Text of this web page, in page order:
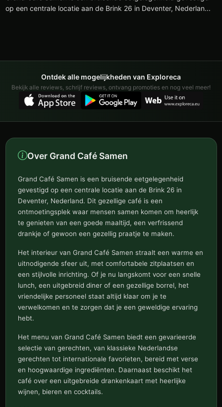
op een centrale locatie aan de Brink 26 in Deventer, Nederlan...
Ontdek alle mogelijkheden van Exploreca
Bekijk alle reviews, schrijf reviews, ontvang promoties en nog veel meer!
Over Grand Café Samen
Grand Café Samen is een bruisende eetgelegenheid
gevestigd op een centrale locatie aan de Brink 26 in
Deventer, Nederland. Dit gezellige café is een
ontmoetingsplek waar mensen samen komen om heerlijk
te genieten van een goede maaltijd, een verfrissend
drankje of gewoon een gezellig praatje te maken.
Het interieur van Grand Café Samen straalt een warme en
uitnodigende sfeer uit, met comfortabele zitplaatsen en
een stijlvolle inrichting. Of je nu langskomt voor een snelle
lunch, een uitgebreid diner of een gezellige borrel, het
vriendelijke personeel staat altijd klaar om je te
verwelkomen en te zorgen dat je een geweldige ervaring
hebt.
Het menu van Grand Café Samen biedt een gevarieerde
selectie van gerechten, van klassieke Nederlandse
gerechten tot internationale favorieten, bereid met verse
en hoogwaardige ingrediënten. Daarnaast beschikt het
café over een uitgebreide drankenkaart met heerlijke
wijnen, bieren en cocktails.